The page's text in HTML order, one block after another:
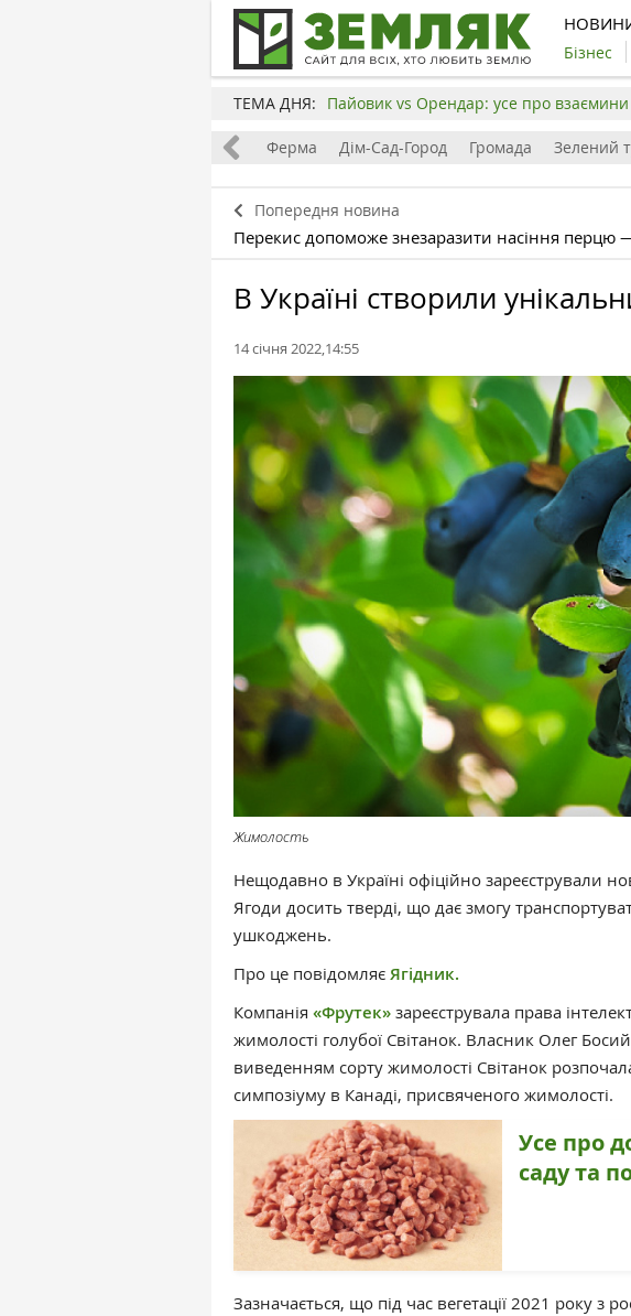
Бізнес
ТЕМА ДНЯ: Пайовик vs Орендар: усе про взаємини
Бізнес Ферма Дім-Сад-Город Громада Зелений
Попередня новина
Перекис допоможе знезаразити насіння перцю
В Україні створили
14 січня 2022,14:55
Жимолость
Нещодавно в Україні офіційно зареєстрували
Ягоди досить тверді, що дає змогу
ушкоджень.
Про це повідомляє Ягідник.
Компанія «Фрутек» зареєструвала права
жимолості голубої Світанок. Власник Олег
виведенням сорту жимолості Світанок
симпозіуму в Канаді, присвяченого жимолості.
Усе про
саду та
Зазначається, що під час вегетації 2021 року з